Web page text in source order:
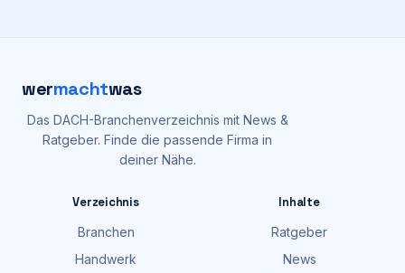
wermachtwas
Das DACH-Branchenverzeichnis mit News &
Ratgeber. Finde die passende Firma in
deiner Nähe.
Verzeichnis
Branchen
Handwerk
Inhalte
Ratgeber
News